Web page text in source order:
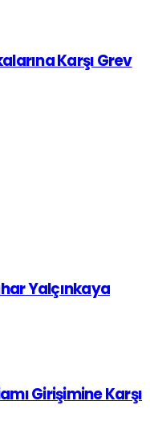
Karşı Grev
Yalçınkaya
Girişimine Karşı